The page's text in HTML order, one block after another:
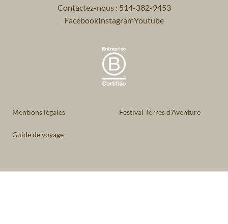
Contactez-nous : 514-382-9453
FacebookInstagramYoutube
Mentions légales Festival Terres d'Aventure
Guide de voyage